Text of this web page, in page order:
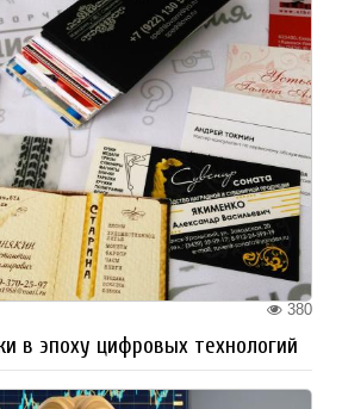
380
в эпоху цифровых технологий